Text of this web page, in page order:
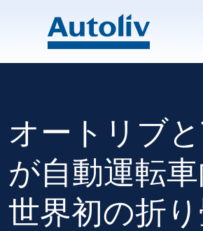
サステナビリティ
イノベーション
採用
ニュース
Top nav
Autoliv.com
オートリブ
が自動運転
世界初の折